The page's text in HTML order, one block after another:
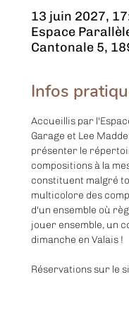
13 juin 2027,
Espace
Cantonale 5,
Infos
Accueillis par
Garage et Lee
présenter le
compositions à la
constituent malgré
multicolore des
d'un ensemble où
jouer ensemble, un
dimanche en Valais !
Réservations sur le